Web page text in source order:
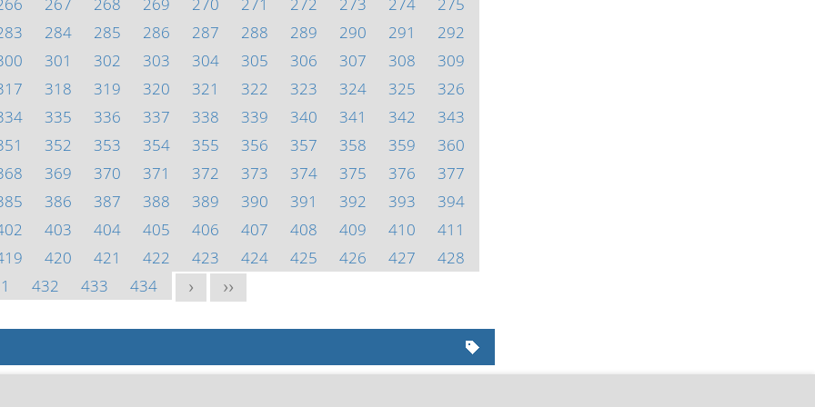
284 285 286 287 288 289 290 291
292
301 302 303 304 305 306 307 308
309
318 319 320 321 322 323 324 325
326
335 336 337 338 339 340 341 342
343
352 353 354 355 356 357 358 359
360
369 370 371 372 373 374 375 376
377
386 387 388 389 390 391 392 393
394
403 404 405 406 407 408 409 410
411
420 421 422 423 424 425 426 427
428
432 433 434 > >>